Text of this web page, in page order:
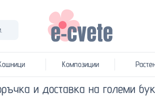
Композиции
и доставка на големи